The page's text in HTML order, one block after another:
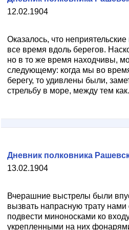
12.02.1904
Оказалось, что
все время вдоль берегов.
но в то же время находчивы,
следующему: когда мы во
берегу, то удивлены были,
стрельбу в море, между тем
13.02.1904
Дневник полковника
Вчерашние выстрелы были
вызвать напрасную трату
подвести миноносками ко
укрепленными на них